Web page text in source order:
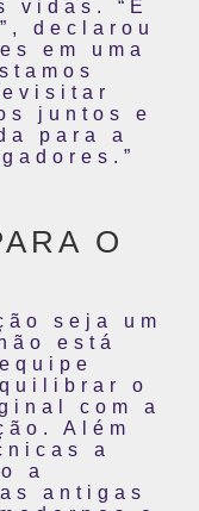
vidas. “É
declarou
em uma
juntos e
para a
O
seja um
está
o
com a
Além
a
a
antigas